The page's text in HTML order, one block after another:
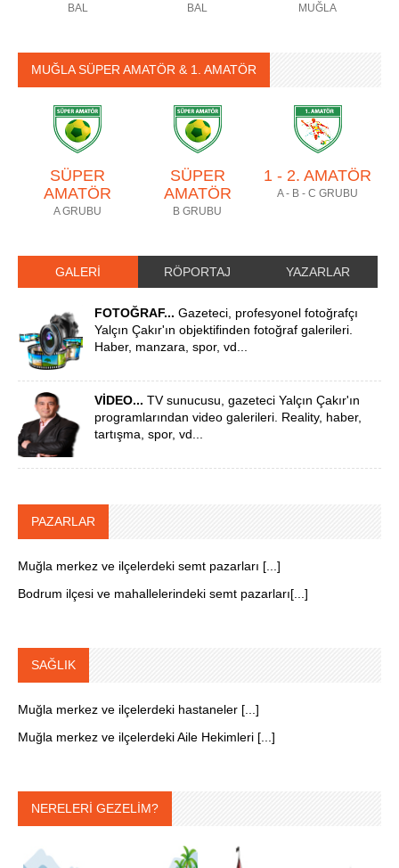
BAL BAL MUĞLA
MUĞLA SÜPER AMATÖR & 1. AMATÖR
SÜPER
AMATÖR
A GRUBU
SÜPER
AMATÖR
B GRUBU
1 - 2. AMATÖR
A - B - C GRUBU
GALERİ RÖPORTAJ YAZARLAR
FOTOĞRAF... Gazeteci, profesyonel fotoğrafçı
Yalçın Çakır'ın objektifinden fotoğraf galerileri.
Haber, manzara, spor, vd...
VİDEO... TV sunucusu, gazeteci Yalçın Çakır'ın
programlarından video galerileri. Reality, haber,
tartışma, spor, vd...
PAZARLAR
Muğla merkez ve ilçelerdeki semt pazarları [...]
Bodrum ilçesi ve mahallelerindeki semt pazarları[...]
SAĞLIK
Muğla merkez ve ilçelerdeki hastaneler [...]
Muğla merkez ve ilçelerdeki Aile Hekimleri [...]
NERELERİ GEZELİM?